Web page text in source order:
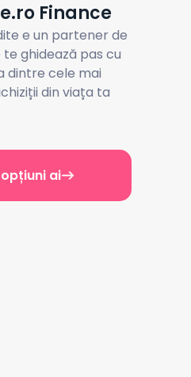
Finance
e un partener de
ghidează pas cu
dintre cele mai
din viața ta
ai